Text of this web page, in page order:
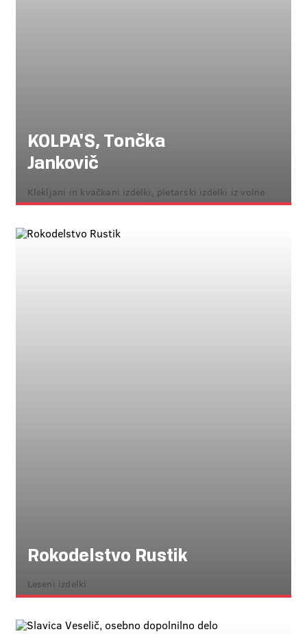
KOLPA'S, Tončka
Jankovič
Klekljani in kvačkani izdelki, pletarski izdelki iz volne
Rokodelstvo Rustik
Leseni izdelki